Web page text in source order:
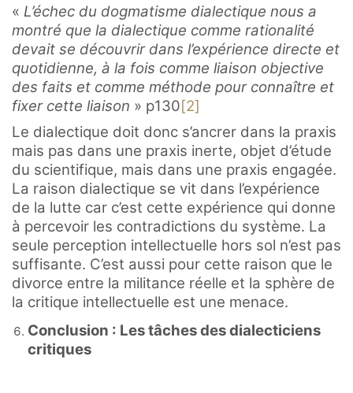
« L’échec du dogmatisme dialectique nous a
montré que la dialectique comme rationalité
devait se découvrir dans l’expérience directe et
quotidienne, à la fois comme liaison objective
des faits et comme méthode pour connaître et
fixer cette liaison » p130[2]
Le dialectique doit donc s’ancrer dans la praxis
mais pas dans une praxis inerte, objet d’étude
du scientifique, mais dans une praxis engagée.
La raison dialectique se vit dans l’expérience
de la lutte car c’est cette expérience qui donne
à percevoir les contradictions du système. La
seule perception intellectuelle hors sol n’est pas
suffisante. C’est aussi pour cette raison que le
divorce entre la militance réelle et la sphère de
la critique intellectuelle est une menace.
Conclusion : Les tâches des dialecticiens
critiques